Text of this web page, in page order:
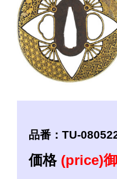
品番：TU-
価格 (price)